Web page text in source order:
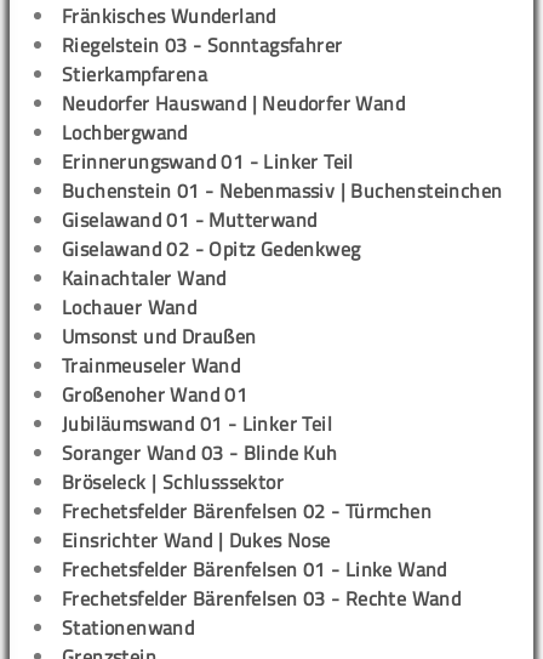
Fränkisches Wunderland
Riegelstein 03 - Sonntagsfahrer
Stierkampfarena
Neudorfer Hauswand | Neudorfer Wand
Lochbergwand
Erinnerungswand 01 - Linker Teil
Buchenstein 01 - Nebenmassiv | Buchensteinchen
Giselawand 01 - Mutterwand
Giselawand 02 - Opitz Gedenkweg
Kainachtaler Wand
Lochauer Wand
Umsonst und Draußen
Trainmeuseler Wand
Großenoher Wand 01
Jubiläumswand 01 - Linker Teil
Soranger Wand 03 - Blinde Kuh
Bröseleck | Schlusssektor
Frechetsfelder Bärenfelsen 02 - Türmchen
Einsrichter Wand | Dukes Nose
Frechetsfelder Bärenfelsen 01 - Linke Wand
Frechetsfelder Bärenfelsen 03 - Rechte Wand
Stationenwand